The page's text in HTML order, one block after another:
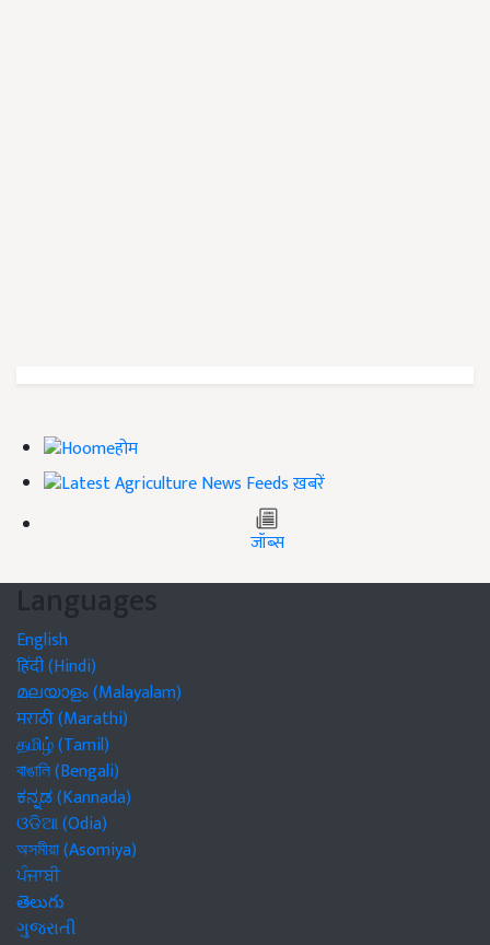
होम
ख़बरें
जॉब्स
Languages
English
हिंदी (Hindi)
മലയാളം (Malayalam)
मराठी (Marathi)
தமிழ் (Tamil)
বাঙালি (Bengali)
ಕನ್ನಡ (Kannada)
ଓଡିଆ (Odia)
অসমীয়া (Asomiya)
ਪੰਜਾਬੀ
తెలుగు
ગુજરાતી